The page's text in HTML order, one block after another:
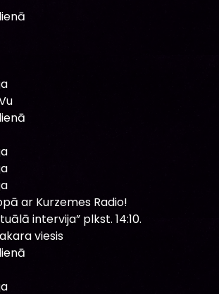
ar Kurzemes Radio!
intervija” plkst. 14:10.
viesis